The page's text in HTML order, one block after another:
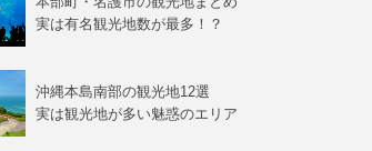
実は有名観光地数が最多！？
沖縄本島南部の観光地12選
実は観光地が多い魅惑のエリア